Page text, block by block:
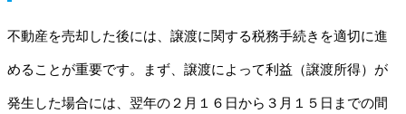
不動産を売却した後には、譲渡に関する税務手続きを適切に進
めることが重要です。まず、譲渡によって利益（譲渡所得）が
発生した場合には、翌年の２月１６日から３月１５日までの間